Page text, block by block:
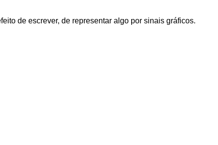
de escrever, de representar algo por sinais gráficos.